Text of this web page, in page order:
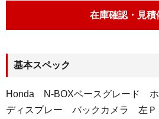
在庫確認・見積
基本スペック
Honda N-BOXベースグレード
ディスプレー バックカメラ 左